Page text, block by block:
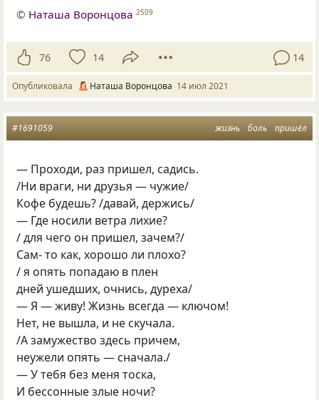
© Наташа Воронцова 2509
76 14 14
Опубликовала Наташа Воронцова 14 июл 2021
жизнь боль пришёл
#1691059
— Проходи, раз пришел, садись.
/Ни враги, ни друзья — чужие/
Кофе будешь? /давай, держись/
— Где носили ветра лихие?
/ для чего он пришел, зачем?/
Сам- то как, хорошо ли плохо?
/ я опять попадаю в плен
дней ушедших, очнись, дуреха/
— Я — живу! Жизнь всегда — ключом!
Нет, не вышла, и не скучала.
/А замужество здесь причем,
неужели опять — сначала./
— У тебя без меня тоска,
И бессонные злые ночи?